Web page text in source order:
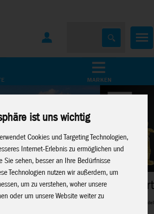
ist uns wichtig
Cookies und Targeting Technologien,
Internet-Erlebnis zu ermöglichen und
Sie sehen, besser an Ihre Bedürfnisse
Technologien nutzen wir außerdem, um
um zu verstehen, woher unsere
oder um unsere Website weiter zu
Earth
Metalmodelle für Modellbau-Fans